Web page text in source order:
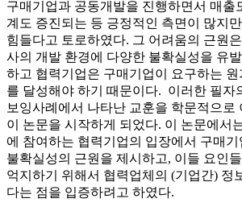
구매기업과 공동개발을 진행하면서 매출
계도 증진되는 등 긍정적인 측면이 많지
힘들다고 토로하였다. 그 어려움의 근원
사의 개발 환경에 다양한 불확실성을 유
하고 협력기업은 구매기업이 요구하는
를 달성해야 하기 때문이다. 이러한 필자
보잉사례에서 나타난 교훈을 학문적으로
이 논문을 시작하게 되었다. 이 논문에서
에 참여하는 협력기업의 입장에서 구매
불확실성의 근원을 제시하고, 이들 요인
억지하기 위해서 협력업체의 (기업간) 정
다는 점을 입증하려고 하였다.